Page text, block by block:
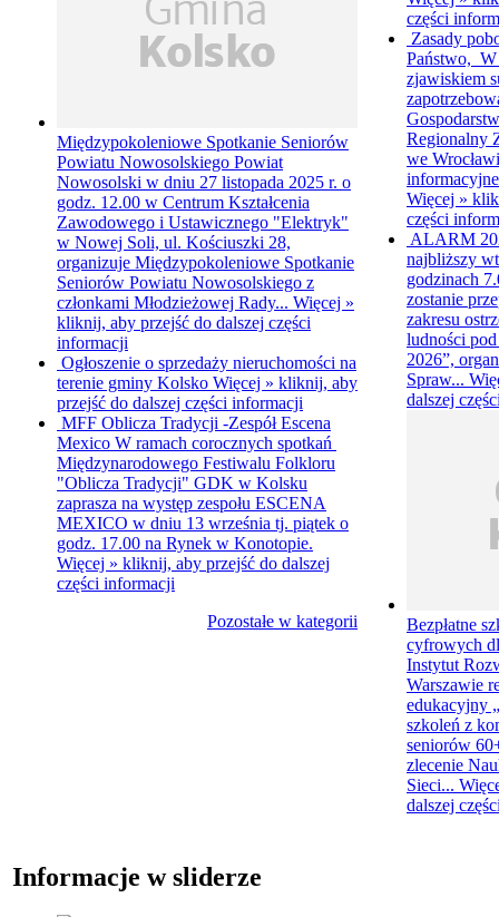
Międzypokoleniowe Spotkanie Seniorów
Powiatu Nowosolskiego Powiat
Nowosolski w dniu 27 listopada 2025 r. o
godz. 12.00 w Centrum Kształcenia
Zawodowego i Ustawicznego "Elektryk"
w Nowej Soli, ul. Kościuszki 28,
organizuje Międzypokoleniowe Spotkanie
Seniorów Powiatu Nowosolskiego z
członkami Młodzieżowej Rady... Więcej »
kliknij, aby przejść do dalszej części
informacji
Ogłoszenie o sprzedaży nieruchomości na
terenie gminy Kolsko Więcej » kliknij, aby
przejść do dalszej części informacji
MFF Oblicza Tradycji -Zespół Escena
Mexico W ramach corocznych spotkań
Międzynarodowego Festiwalu Folkloru
"Oblicza Tradycji" GDK w Kolsku
zaprasza na występ zespołu ESCENA
MEXICO w dniu 13 września tj. piątek o
godz. 17.00 na Rynek w Konotopie.
Więcej » kliknij, aby przejść do dalszej
części informacji
Pozostałe w kategorii
części
Zasady
Państwo, W
zjawiskiem
Regionalny
we
Więcej »
części
ALARM
najbliższy
godzinach
zostanie
zakresu
ludności
2026”,
Spraw...
dalszej
Bezpłatne
cyfrowych
Instytut
Warszawie
edukacyjny
szkoleń z
seniorów
zlecenie
Sieci...
dalszej
Informacje w sliderze